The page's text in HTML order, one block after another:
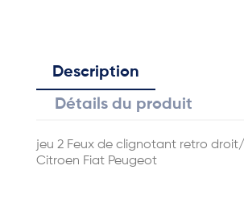
Description
Détails du produit
jeu 2 Feux de clignotant retro
Citroen Fiat Peugeot